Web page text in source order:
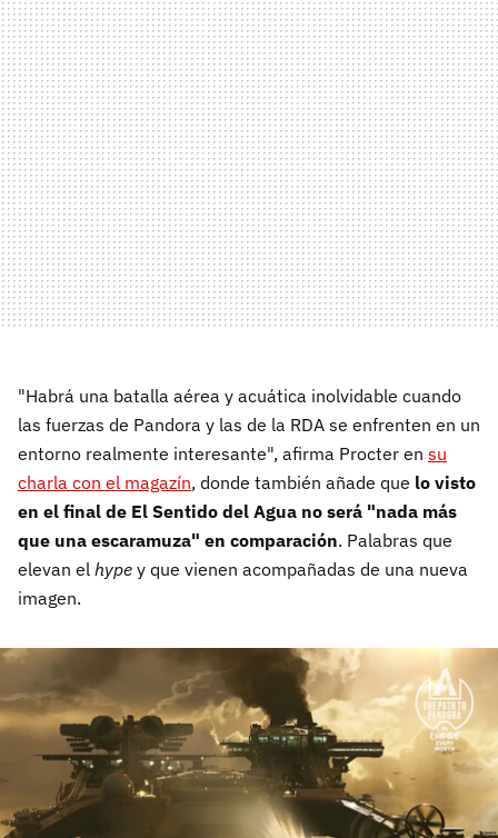
"Habrá una batalla aérea y acuática inolvidable cuando
las fuerzas de Pandora y las de la RDA se enfrenten en un
entorno realmente interesante", afirma Procter en su
charla con el magazín, donde también añade que lo visto
en el final de El Sentido del Agua no será "nada más
que una escaramuza" en comparación. Palabras que
elevan el hype y que vienen acompañadas de una nueva
imagen.